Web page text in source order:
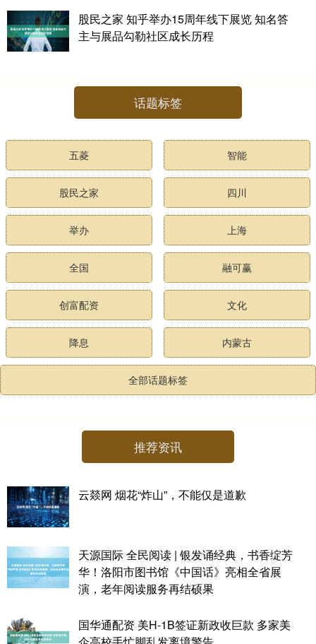
股民之家 知乎举办15周年线下展览 知名答
主与展品勾勒社区成长历程
话题标签
五菱 智能
股民之家 四川
举办 上海
全国 融可赢
创富配资 文化
降息 内蒙古
全部话题标签
推荐资讯
云燚网 烟花“炸山”，不能仅是道歉
天源国际 全民阅读 | 银发诵经典，书香绽芳
华！洛阳市图书馆《中国话》亮相全省展
演，老年阅读服务再结硕果
国华通配资 美H-1B签证新政收巨款 多家美